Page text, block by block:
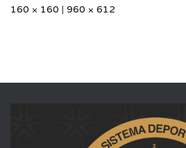
160 × 160
960 × 612